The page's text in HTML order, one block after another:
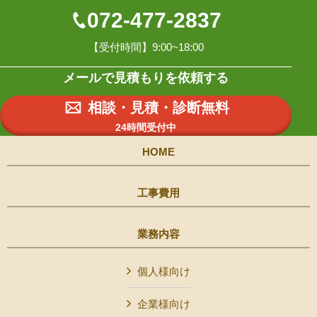
072-477-2837
【受付時間】9:00~18:00
メールで見積もりを依頼する
相談・見積・診断無料
24時間受付中
HOME
工事費用
業務内容
個人様向け
企業様向け